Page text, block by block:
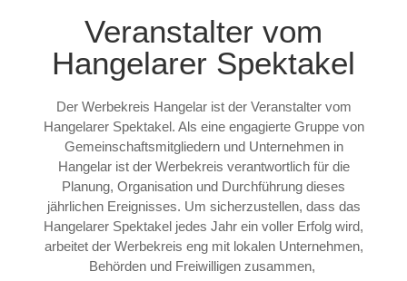
Veranstalter vom
Hangelarer Spektakel
Der Werbekreis Hangelar ist der Veranstalter vom
Hangelarer Spektakel. Als eine engagierte Gruppe von
Gemeinschaftsmitgliedern und Unternehmen in
Hangelar ist der Werbekreis verantwortlich für die
Planung, Organisation und Durchführung dieses
jährlichen Ereignisses. Um sicherzustellen, dass das
Hangelarer Spektakel jedes Jahr ein voller Erfolg wird,
arbeitet der Werbekreis eng mit lokalen Unternehmen,
Behörden und Freiwilligen zusammen,